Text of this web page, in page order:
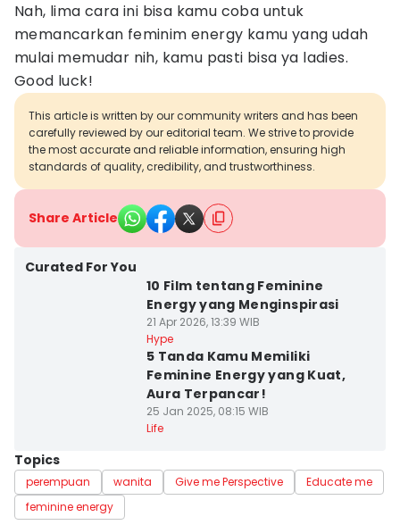
Nah, lima cara ini bisa kamu coba untuk
memancarkan feminim energy kamu yang udah
mulai memudar nih, kamu pasti bisa ya ladies.
Good luck!
This article is written by our community writers and has been
carefully reviewed by our editorial team. We strive to provide
the most accurate and reliable information, ensuring high
standards of quality, credibility, and trustworthiness.
Share Article
Curated For You
10 Film tentang Feminine
Energy yang Menginspirasi
21 Apr 2026, 13:39 WIB
Hype
5 Tanda Kamu Memiliki
Feminine Energy yang Kuat,
Aura Terpancar!
25 Jan 2025, 08:15 WIB
Life
Topics
perempuan wanita Give me Perspective
Educate me
feminine energy